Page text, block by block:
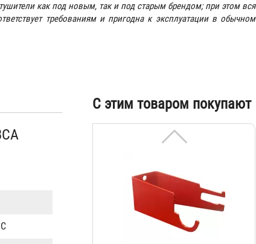
как под новым, так и под старым брендом; при этом вся
требованиям и пригодна к эксплуатации в обычном
С этим товаром покупают
универсальный